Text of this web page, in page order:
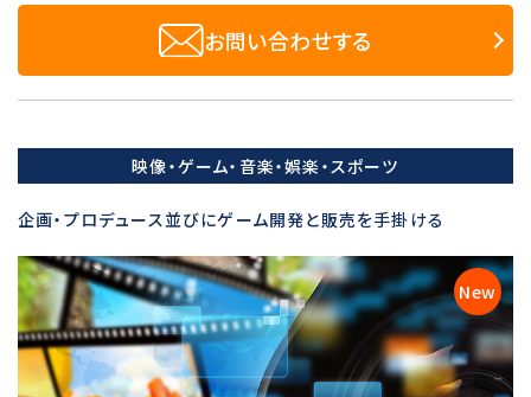
お問い合わせする
映像・ゲーム・音楽・娯楽・スポーツ
企画・プロデュース並びにゲーム開発と販売を手掛ける